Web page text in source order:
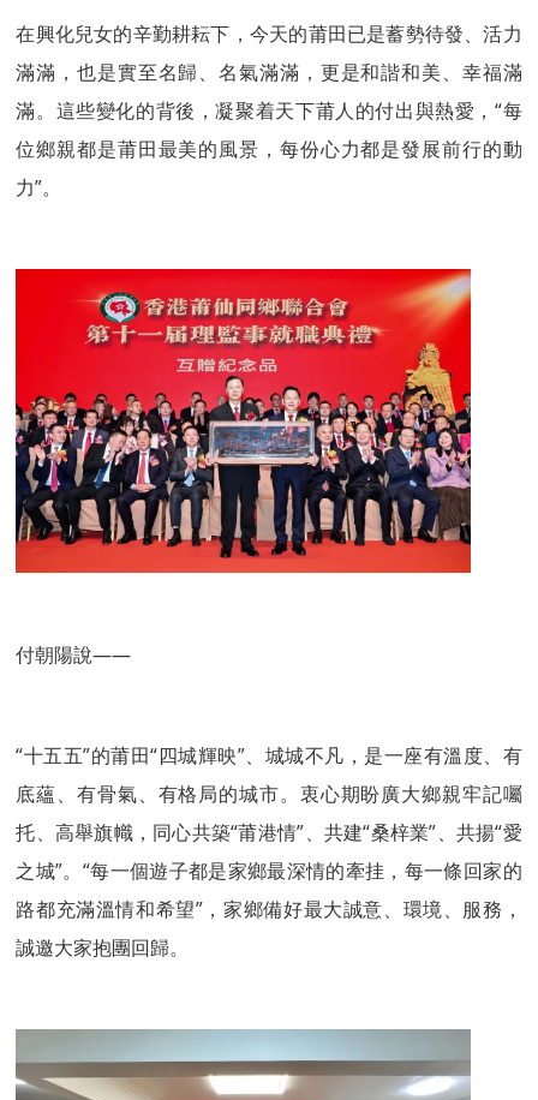
在興化兒女的辛勤耕耘下，今天的莆田已是蓄勢待發、活力
滿滿，也是實至名歸、名氣滿滿，更是和諧和美、幸福滿
滿。這些變化的背後，凝聚着天下莆人的付出與熱愛，“每
位鄉親都是莆田最美的風景，每份心力都是發展前行的動
力”。
付朝陽說——
“十五五”的莆田“四城輝映”、城城不凡，是一座有溫度、有
底蘊、有骨氣、有格局的城市。衷心期盼廣大鄉親牢記囑
托、高舉旗幟，同心共築“莆港情”、共建“桑梓業”、共揚“愛
之城”。“每一個遊子都是家鄉最深情的牽挂，每一條回家的
路都充滿溫情和希望”，家鄉備好最大誠意、環境、服務，
誠邀大家抱團回歸。